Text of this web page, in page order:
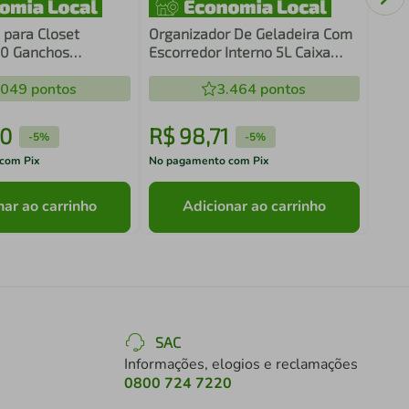
para Closet
Ganchos
pontos
-5%
Pix
ao carrinho
Organizador De Geladeira Com
Escorredor Interno 5L Caixa
Clear Fresh OU
3.464 pontos
R$ 98,71 -5%
No pagamento com Pix
Adicionar ao carrinho
SAC
Informações, elogios e reclamações
0800 724 7220